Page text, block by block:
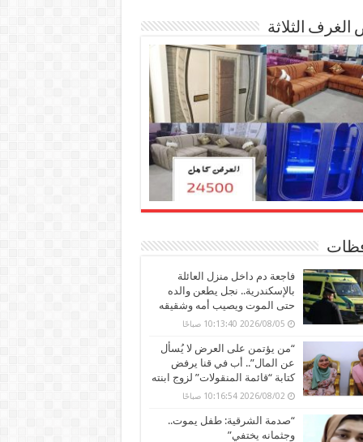
الثلاثة
فاجعة دم داخل منزل العائلة
بالإسكندرية.. نجل يطعن والده
حتى الموت ويصيب أمه وشقيقه
2026/08/05 10:13:40 صباحًا
“من يؤتمن على العرض لا يُسأل
عن المال”.. أب في قنا يرفض
كتابة “قائمة المنقولات” لزوج ابنته
2026/08/02 10:16:54 صباحًا
“صدمة الشرقية: طفل يموت..
وجثمانه يختفي”